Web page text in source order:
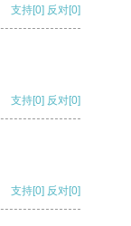
支持[0] 反对[0]
支持[0] 反对[0]
支持[0] 反对[0]